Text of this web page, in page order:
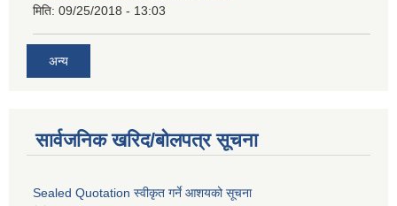
मिति: 09/25/2018 - 13:03
अन्य
सार्वजनिक खरिद/बोलपत्र सूचना
Sealed Quotation स्वीकृत गर्ने आशयको सूचना